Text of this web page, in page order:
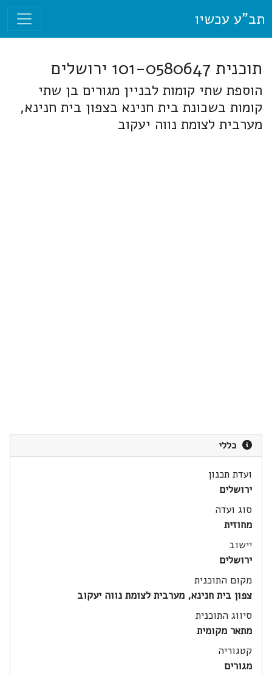
תב"ע עכשיו
תוכנית 101-0580647 ירושלים
הוספת שתי קומות לבניין מגורים בן שתי
קומות בשכונת בית חנינא בצפון בית חנינא,
מערבית לצומת נווה יעקוב
כללי
ועדת תכנון
ירושלים
סוג ועדה
מחוזית
יישוב
ירושלים
מקום התוכנית
צפון בית חנינא, מערבית לצומת נווה יעקוב
סיווג התוכנית
מתאר מקומית
קטגוריה
מגורים